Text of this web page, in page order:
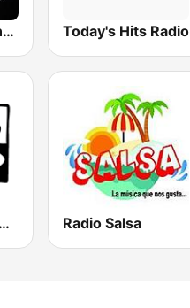
KBUE Que Buena 105.5 / 94.3 FM (US Only) Today's Hits Radio
Onda Cero Salamanca Radio Salsa